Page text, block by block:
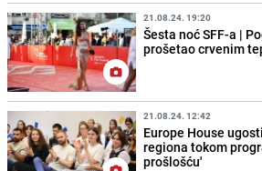
21.08.24. 19:20
Šesta noć SFF-a |
prošetao crvenim
21.08.24. 12:42
Europe House
regiona tokom
prošlošću'